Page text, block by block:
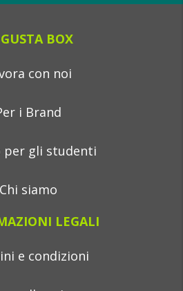
BOX
con noi
i Brand
per gli studenti
Chi siamo
LEGALI
e condizioni